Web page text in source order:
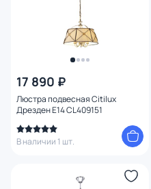
17 890 ₽
Люстра подвесная Citilux
Дрезден E14 CL409151
В наличии 1 шт.
Количество плафонов
Оформление
Функции
Поверхность